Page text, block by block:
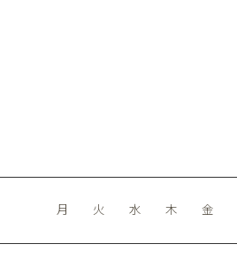
月 火 水 木 金